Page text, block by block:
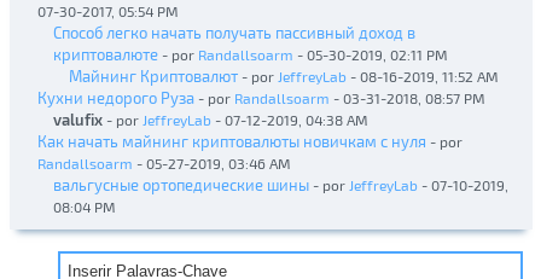
07-30-2017, 05:54 PM
Способ легко начать получать пассивный доход в
криптовалюте - por Randallsoarm - 05-30-2019, 02:11 PM
Майнинг Криптовалют - por JeffreyLab - 08-16-2019, 11:52 AM
Кухни недорого Руза - por Randallsoarm - 03-31-2018, 08:57 PM
valufix - por JeffreyLab - 07-12-2019, 04:38 AM
Как начать майнинг криптовалюты новичкам с нуля - por
Randallsoarm - 05-27-2019, 03:46 AM
вальгусные ортопедические шины - por JeffreyLab - 07-10-2019,
08:04 PM